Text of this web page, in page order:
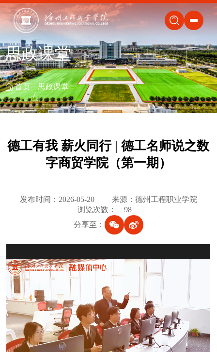
关闭
思政课堂
首页 思政课堂
德工有我 薪火同行 | 德工名师说之数
字商贸学院（第一期）
发布时间：2026-05-20
来源：德州工程职业学院
浏览次数：
98
分享至：